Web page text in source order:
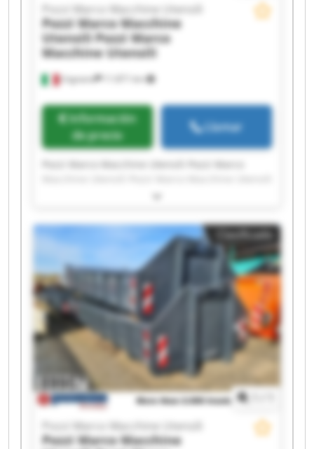
Urgnano 11.871 km
Pozzi Marco Macchine Utensili
Pozzi Marco Macchine
Utensili Pozzi Marco
Macchine Utensili
Información
de precio
Llamar
Pozzi Marco Macchine Utensili Pozzi Marco
Pozzi Marco Macchine Utensili Pozzi Marco
Pozzi Marco Macchine Utensili Pozzi Marco
Macchine Utensili Pozzi Marco Macchine Utensili
Pozzi Marco Macchine Utensili Pozzi Marco
Macchine Utensili Pozzi Marco Macchine Utensili
Pozzi Marco Macchine Utensili Pozzi Marco
Macchine Utensili Pozzi Marco Macchine Utensili
Pozzi Marco Macchine Utensili Pozzi Marco
Macchine Utensili Pozzi Marco Macchine Utensili
Pozzi Marco Macchine Utensili Pozzi Marco
Macchine Utensili
Clasificado
Pozzi Marco Macchine Utensili
Pozzi Marco Macchine